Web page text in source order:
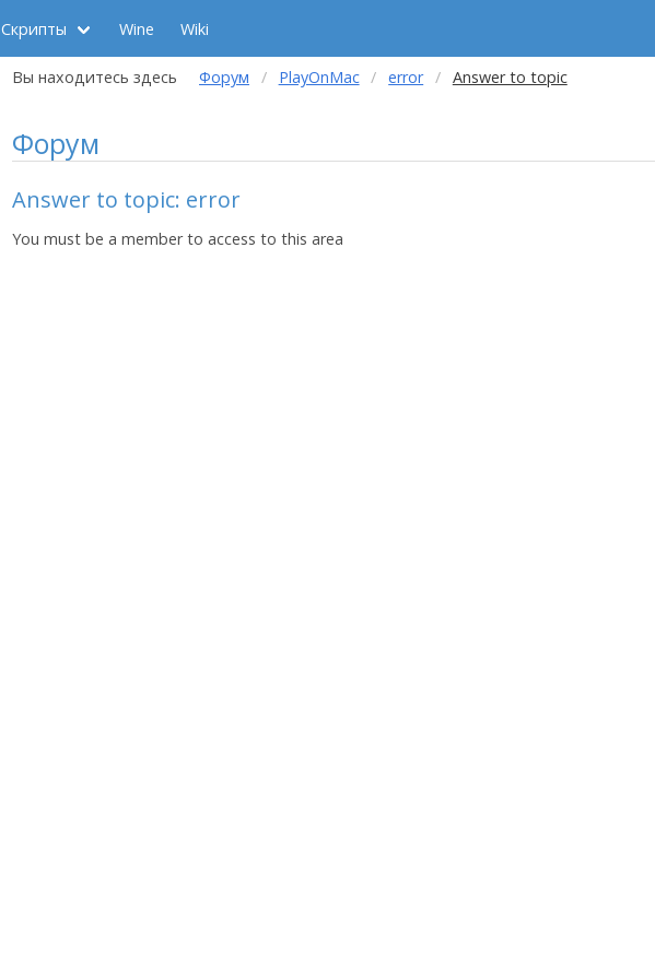
Скрипты Wine Wiki
Вы находитесь здесь Форум PlayOnMac error Answer to topic
Форум
Answer to topic: error
You must be a member to access to this area